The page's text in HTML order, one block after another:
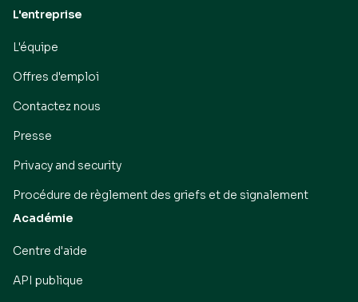
L'entreprise
L'équipe
Offres d'emploi
Contactez nous
Presse
Privacy and security
Procédure de règlement des griefs et de signalement
Académie
Centre d'aide
API publique